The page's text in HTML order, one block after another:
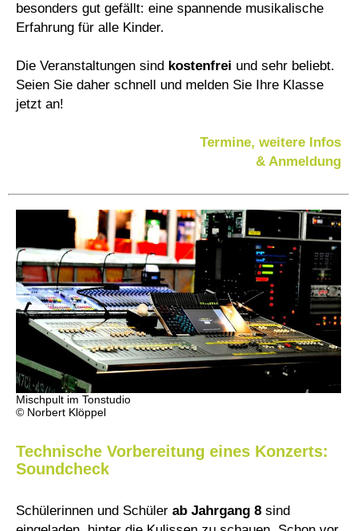
besonders gut gefällt: eine spannende musikalische
Erfahrung für alle Kinder.
Die Veranstaltungen sind kostenfrei und sehr beliebt.
Seien Sie daher schnell und melden Sie Ihre Klasse
jetzt an!
Termine, weitere Infos
& Anmeldung
Mischpult im Tonstudio
© Norbert Klöppel
Technische Vorbereitung eines Konzerts:
Soundcheck
Schülerinnen und Schüler ab Jahrgang 8 sind